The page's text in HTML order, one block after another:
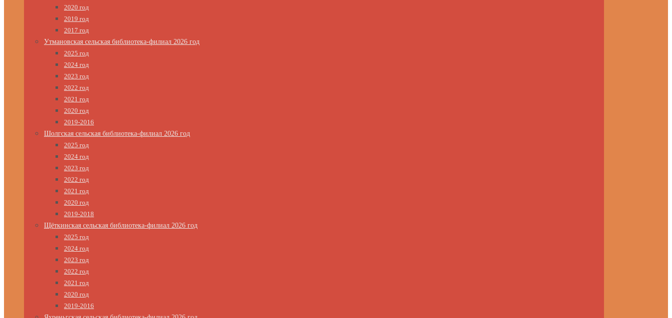
2020 год
2019 год
2017 год
Утмановская сельская библиотека-филиал 2026 год
2025 год
2024 год
2023 год
2022 год
2021 год
2020 год
2019-2016
Шолгская сельская библиотека-филиал 2026 год
2025 год
2024 год
2023 год
2022 год
2021 год
2020 год
2019-2018
Щёткинская сельская библиотека-филиал 2026 год
2025 год
2024 год
2023 год
2022 год
2021 год
2020 год
2019-2016